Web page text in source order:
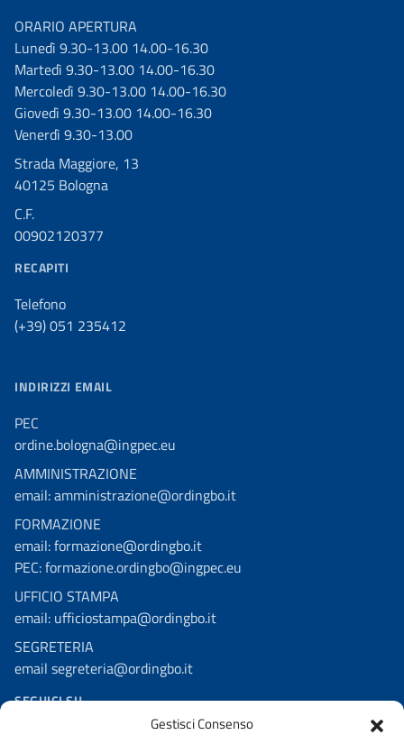
Gestisci Consenso
ORARIO APERTURA
Lunedì 9.30-13.00 14.00-16.30
Martedì 9.30-13.00 14.00-16.30
Mercoledì 9.30-13.00 14.00-16.30
Giovedì 9.30-13.00 14.00-16.30
Venerdì 9.30-13.00
Strada Maggiore, 13
40125 Bologna
C.F.
00902120377
RECAPITI
Telefono
(+39) 051 235412
INDIRIZZI EMAIL
PEC
ordine.bologna@ingpec.eu
AMMINISTRAZIONE
email: amministrazione@ordingbo.it
FORMAZIONE
email: formazione@ordingbo.it
PEC: formazione.ordingbo@ingpec.eu
UFFICIO STAMPA
email: ufficiostampa@ordingbo.it
SEGRETERIA
email segreteria@ordingbo.it
SEGUICI SU